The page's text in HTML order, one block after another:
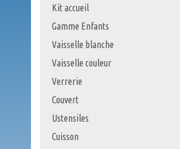
Kit accueil
Gamme Enfants
Vaisselle blanche
Vaisselle couleur
Verrerie
Couvert
Ustensiles
Cuisson